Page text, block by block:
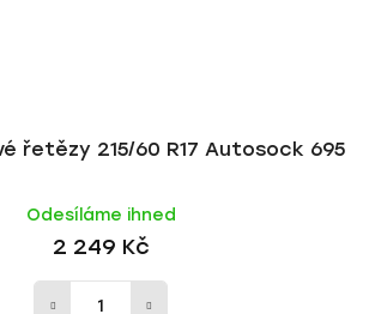
řetězy 215/60 R17 Autosock 695
Odesíláme ihned
2 249 Kč